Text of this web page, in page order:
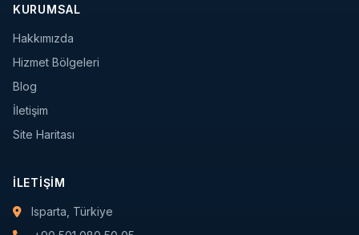
KURUMSAL
Hakkımızda
Hizmet Bölgeleri
Blog
İletişim
Site Haritası
İLETIŞIM
Isparta, Türkiye